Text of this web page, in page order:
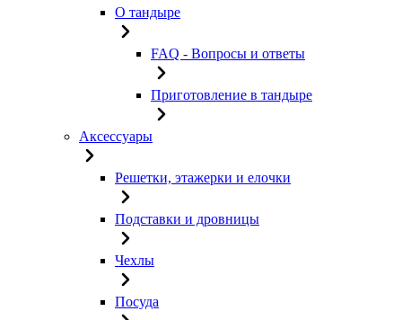
О тандыре
FAQ - Вопросы и ответы
Приготовление в тандыре
Аксессуары
Решетки, этажерки и елочки
Подставки и дровницы
Чехлы
Посуда